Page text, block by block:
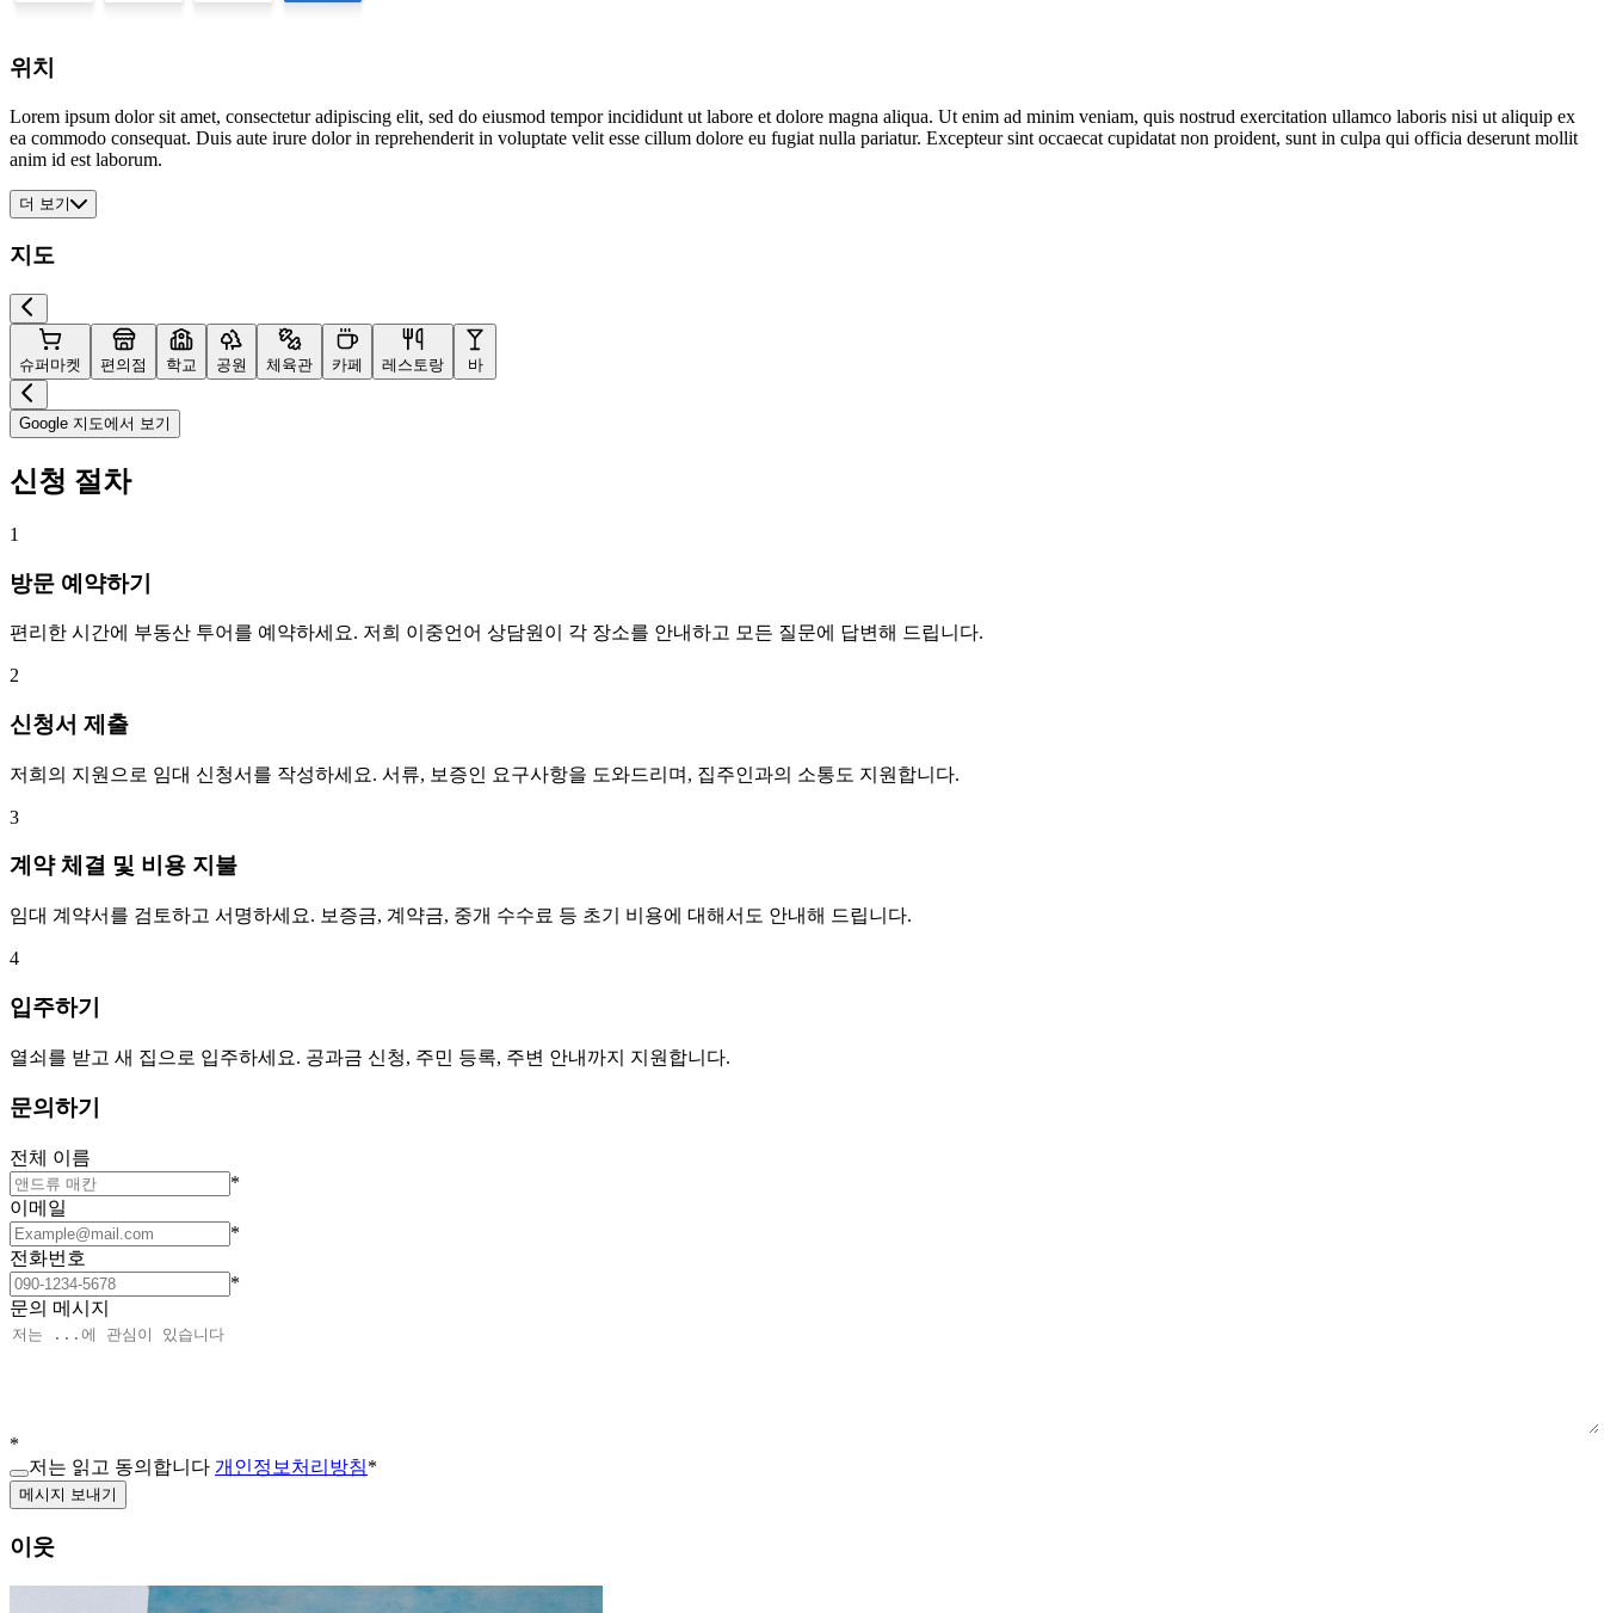
위치
Lorem ipsum dolor sit amet, consectetur adipiscing elit, sed do eiusmod tempor incididunt ut labore et dolore magna aliqua. Ut enim ad minim veniam, quis nostrud exercitation ullamco laboris nisi ut aliquip ex
ea commodo consequat. Duis aute irure dolor in reprehenderit in voluptate velit esse cillum dolore eu fugiat nulla pariatur. Excepteur sint occaecat cupidatat non proident, sunt in culpa qui officia deserunt mollit
anim id est laborum.
더 보기
지도
슈퍼마켓 편의점 학교 공원 체육관 카페 레스토랑 바
Google 지도에서 보기
신청 절차
1
방문 예약하기
편리한 시간에 부동산 투어를 예약하세요. 저희 이중언어 상담원이 각 장소를 안내하고 모든 질문에 답변해 드립니다.
2
신청서 제출
저희의 지원으로 임대 신청서를 작성하세요. 서류, 보증인 요구사항을 도와드리며, 집주인과의 소통도 지원합니다.
3
계약 체결 및 비용 지불
임대 계약서를 검토하고 서명하세요. 보증금, 계약금, 중개 수수료 등 초기 비용에 대해서도 안내해 드립니다.
4
입주하기
열쇠를 받고 새 집으로 입주하세요. 공과금 신청, 주민 등록, 주변 안내까지 지원합니다.
문의하기
전체 이름
*
이메일
*
전화번호
*
문의 메시지
*
저는 읽고 동의합니다 개인정보처리방침*
메시지 보내기
이웃